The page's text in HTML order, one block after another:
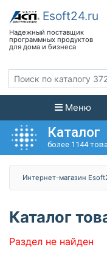
Меню
Каталог
более 1144
Интернет-магазин
Каталог
Раздел не найден